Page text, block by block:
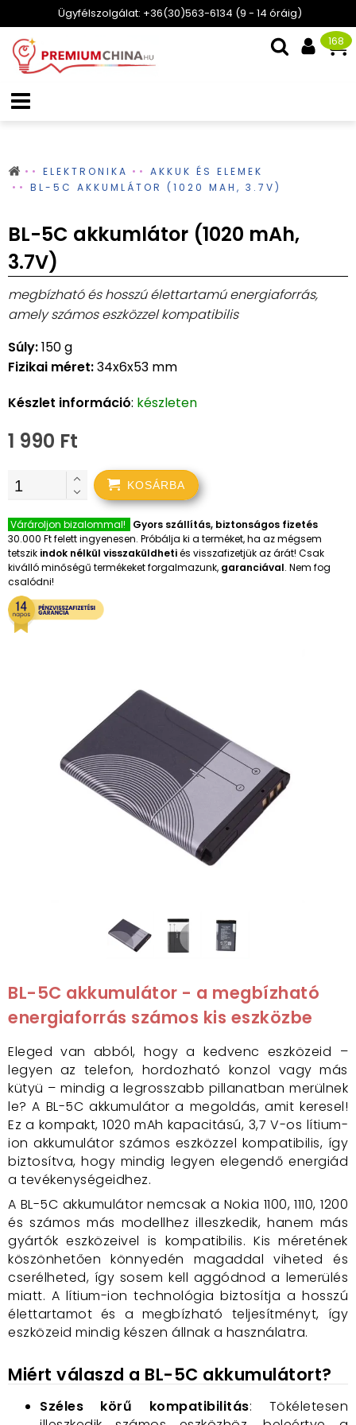
Ügyfélszolgálat: +36(30)563-6134 (9 - 14 óráig)
168
ELEKTRONIKA
AKKUK ÉS ELEMEK
BL-5C AKKUMLÁTOR (1020 MAH, 3.7V)
BL-5C akkumlátor (1020 mAh,
3.7V)
megbízható és hosszú élettartamú energiaforrás,
amely számos eszközzel kompatibilis
Súly:150 g
Fizikai méret:34x6x53 mm
Készlet információ: készleten
1 990 Ft
KOSÁRBA
Várároljon bizalommal!
Gyors szállítás, biztonságos fizetés
30.000 Ft felett ingyenesen. Próbálja ki a terméket, ha az mégsem
tetszik indok nélkül visszaküldhetiés visszafizetjük az árát! Csak
kiválló minőségű termékeket forgalmazunk, garanciával. Nem fog
csalódni!
BL-5C akkumulátor - a megbízható
energiaforrás számos kis eszközbe
Eleged van abból, hogy a kedvenc eszközeid –
legyen az telefon, hordozható konzol vagy más
kütyü – mindig a legrosszabb pillanatban merülnek
le? A BL-5C akkumulátor a megoldás, amit keresel!
Ez a kompakt, 1020 mAh kapacitású, 3,7 V-os lítium-
ion akkumulátor számos eszközzel kompatibilis, így
biztosítva, hogy mindig legyen elegendő energiád
a tevékenységeidhez.
A BL-5C akkumulátor nemcsak a Nokia 1100, 1110, 1200
és számos más modellhez illeszkedik, hanem más
gyártók eszközeivel is kompatibilis. Kis méretének
köszönhetően könnyedén magaddal viheted és
cserélheted, így sosem kell aggódnod a lemerülés
miatt. A lítium-ion technológia biztosítja a hosszú
élettartamot és a megbízható teljesítményt, így
eszközeid mindig készen állnak a használatra.
Miért válaszd a BL-5C akkumulátort?
Széles körű kompatibilitás: Tökéletesen